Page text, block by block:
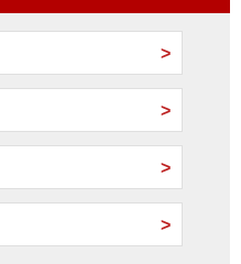
>
>
>
>